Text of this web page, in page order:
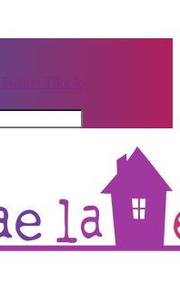
Twitter